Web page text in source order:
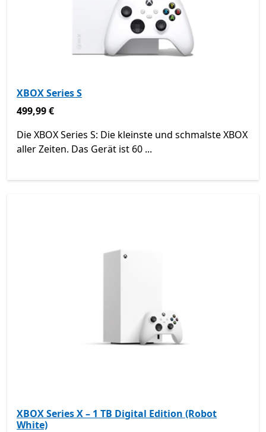
XBOX Series S
499,99 €
499,99 €
Die XBOX Series S: Die kleinste und schmalste XBOX
aller Zeiten. Das Gerät ist 60 ...
XBOX Series X – 1 TB Digital Edition (Robot
White)